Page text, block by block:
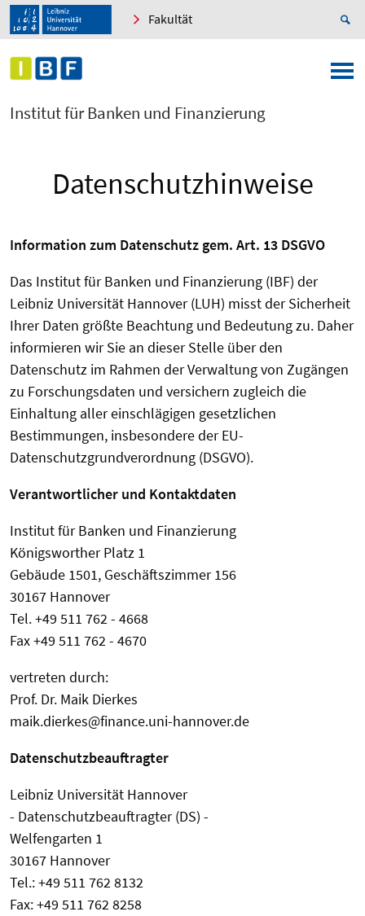
Fakultät
Institut für Banken und Finanzierung
Datenschutzhinweise
Information zum Datenschutz gem. Art. 13 DSGVO
Das Institut für Banken und Finanzierung (IBF) der
Leibniz Universität Hannover (LUH) misst der Sicherheit
Ihrer Daten größte Beachtung und Bedeutung zu. Daher
informieren wir Sie an dieser Stelle über den
Datenschutz im Rahmen der Verwaltung von Zugängen
zu Forschungsdaten und versichern zugleich die
Einhaltung aller einschlägigen gesetzlichen
Bestimmungen, insbesondere der EU-
Datenschutzgrundverordnung (DSGVO).
Verantwortlicher und Kontaktdaten
Institut für Banken und Finanzierung
Königsworther Platz 1
Gebäude 1501, Geschäftszimmer 156
30167 Hannover
Tel. +49 511 762 - 4668
Fax +49 511 762 - 4670
vertreten durch:
Prof. Dr. Maik Dierkes
maik.dierkes@finance.uni-hannover.de
Datenschutzbeauftragter
Leibniz Universität Hannover
- Datenschutzbeauftragter (DS) -
Welfengarten 1
30167 Hannover
Tel.: +49 511 762 8132
Fax: +49 511 762 8258